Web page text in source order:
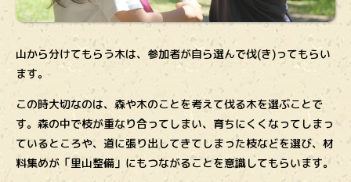
山から分けてもらう木は、参加者が自ら選んで伐(き)ってもらい
ます。
この時大切なのは、森や木のことを考えて伐る木を選ぶことで
す。森の中で枝が重なり合ってしまい、育ちにくくなってしまっ
ているところや、道に張り出してきてしまった枝などを選び、材
料集めが「里山整備」にもつながることを意識してもらいます。